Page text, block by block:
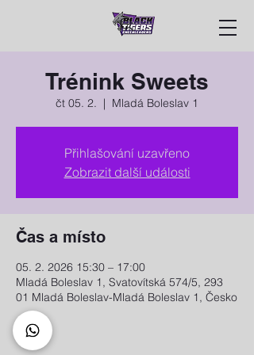
Trénink Sweets
čt 05. 2.
  |
Mladá Boleslav 1
Přihlašování uzavřeno
Zobrazit další události
Čas a místo
05. 2. 2026 15:30 – 17:00
Mladá Boleslav 1, Svatovítská 574/5, 293
01 Mladá Boleslav-Mladá Boleslav 1, Česko